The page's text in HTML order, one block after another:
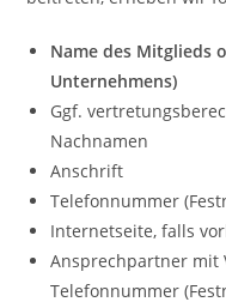
Name des Mitglieds
Unternehmens)
Ggf.
Nachnamen
Anschrift
Telefonnummer
Internetseite, falls
Ansprechpartner mit
Telefonnummer